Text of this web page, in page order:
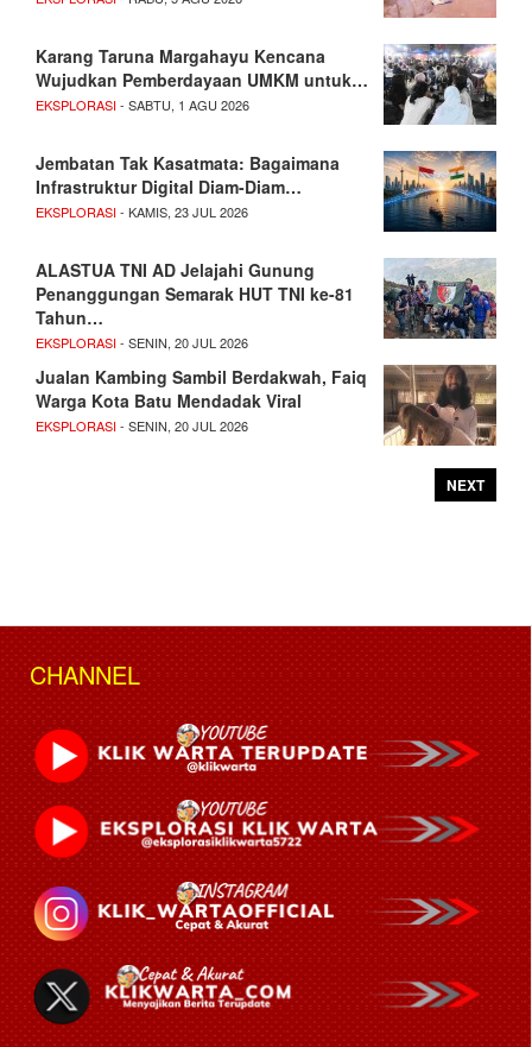
Karang Taruna Margahayu Kencana
Wujudkan Pemberdayaan UMKM untuk…
EKSPLORASI- SABTU, 1 AGU 2026
Jembatan Tak Kasatmata: Bagaimana
Infrastruktur Digital Diam-Diam…
EKSPLORASI- KAMIS, 23 JUL 2026
ALASTUA TNI AD Jelajahi Gunung
Penanggungan Semarak HUT TNI ke-81
Tahun…
EKSPLORASI- SENIN, 20 JUL 2026
Jualan Kambing Sambil Berdakwah, Faiq
Warga Kota Batu Mendadak Viral
EKSPLORASI- SENIN, 20 JUL 2026
NEXT
CHANNEL